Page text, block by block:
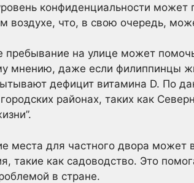
конфиденциальности может
воздухе, что, в свою очередь,
пребывание на улице может
мнению, даже если филиппинцы
дефицит витамина D. По
районах, таких как
места для частного двора может
такие как садоводство. Это
в стране.